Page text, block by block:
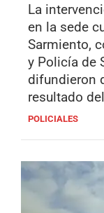
La
en la sede
Sarmiento,
y Policía de
difundieron
resultado
POLICIALES